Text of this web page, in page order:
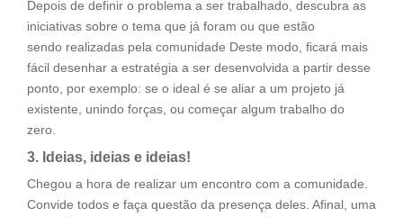
Depois de definir o problema a ser trabalhado, descubra as
iniciativas sobre o tema que já foram ou que estão
sendo realizadas pela comunidade Deste modo, ficará mais
fácil desenhar a estratégia a ser desenvolvida a partir desse
ponto, por exemplo: se o ideal é se aliar a um projeto já
existente, unindo forças, ou começar algum trabalho do
zero.
3. Ideias, ideias e ideias!
Chegou a hora de realizar um encontro com a comunidade.
Convide todos e faça questão da presença deles. Afinal, uma